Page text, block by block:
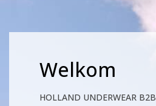
Welkom
HOLLAND UNDERWEAR B2B